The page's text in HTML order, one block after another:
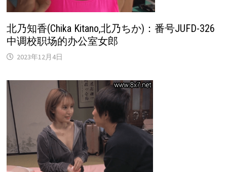
北乃知香(Chika Kitano,北乃ちか)：番号JUFD-326
中调校职场的办公室女郎
2023年12月4日